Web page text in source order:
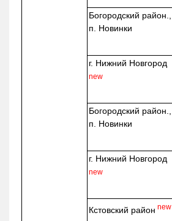
Богородский район.,
п. Новинки
г. Нижний Новгород
new
Богородский район.,
п. Новинки
г. Нижний Новгород
new
Кстовский район new